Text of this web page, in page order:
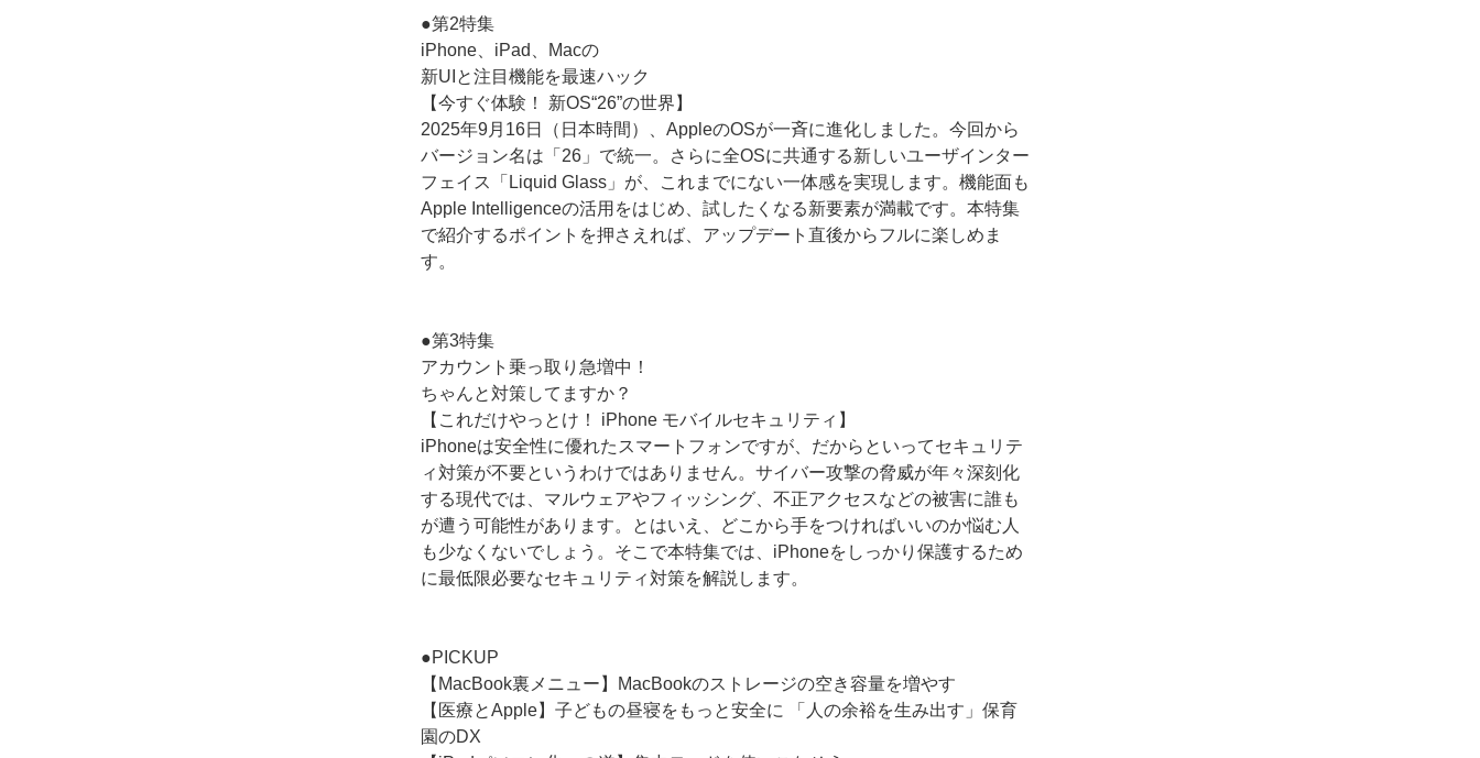
●第2特集
iPhone、iPad、Macの
新UIと注目機能を最速ハック
【今すぐ体験！ 新OS“26”の世界】
2025年9月16日（日本時間）、AppleのOSが一斉に進化しました。今回から
バージョン名は「26」で統一。さらに全OSに共通する新しいユーザインター
フェイス「Liquid Glass」が、これまでにない一体感を実現します。機能面も
Apple Intelligenceの活用をはじめ、試したくなる新要素が満載です。本特集
で紹介するポイントを押さえれば、アップデート直後からフルに楽しめま
す。
●第3特集
アカウント乗っ取り急増中！
ちゃんと対策してますか？
【これだけやっとけ！ iPhone モバイルセキュリティ】
iPhoneは安全性に優れたスマートフォンですが、だからといってセキュリテ
ィ対策が不要というわけではありません。サイバー攻撃の脅威が年々深刻化
する現代では、マルウェアやフィッシング、不正アクセスなどの被害に誰も
が遭う可能性があります。とはいえ、どこから手をつければいいのか悩む人
も少なくないでしょう。そこで本特集では、iPhoneをしっかり保護するため
に最低限必要なセキュリティ対策を解説します。
●PICKUP
【MacBook裏メニュー】MacBookのストレージの空き容量を増やす
【医療とApple】子どもの昼寝をもっと安全に 「人の余裕を生み出す」保育
園のDX